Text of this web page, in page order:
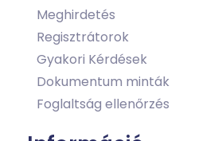
Meghirdetés
Regisztrátorok
Gyakori Kérdések
Dokumentum minták
Foglaltság ellenőrzés